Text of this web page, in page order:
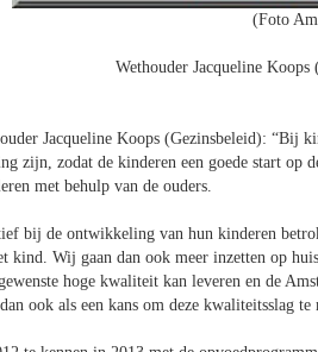
(Foto
Wethouder Jacqueline
Jacqueline Koops (Gezinsbeleid): “Bij
zijn, zodat de kinderen een goede start op
met behulp van de ouders.
bij de ontwikkeling van hun kinderen
kind. Wij gaan dan ook meer inzetten op
hoge kwaliteit kan leveren en de
ook als een kans om deze kwaliteitsslag